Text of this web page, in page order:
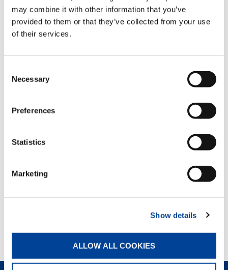
may combine it with other information that you’ve
provided to them or that they’ve collected from your use
of their services.
Selection
Necessary
Preferences
Statistics
Marketing
Show details
ALLOW ALL COOKIES
JOB STORY
VER AHORA